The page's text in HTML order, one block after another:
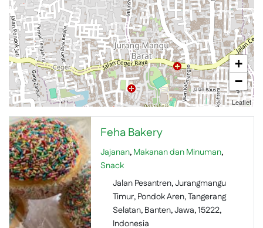
Feha Bakery
Jajanan, Makanan dan Minuman,
Snack
Jalan Pesantren, Jurangmangu
Timur, Pondok Aren, Tangerang
Selatan, Banten, Jawa, 15222,
Indonesia
+
−
Leaflet